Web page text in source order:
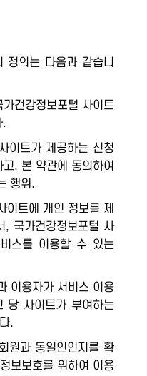
정의는 다음과 같습니
건강정보포털 사이트
.
이트가 제공하는 신청
, 본 약관에 동의하여
행위.
트에 개인 정보를 제
, 국가건강정보포털 사
스를 이용할 수 있는
이용자가 서비스 이용
당 사이트가 부여하는
.
원과 동일인인지를 확
보보호를 위하여 이용